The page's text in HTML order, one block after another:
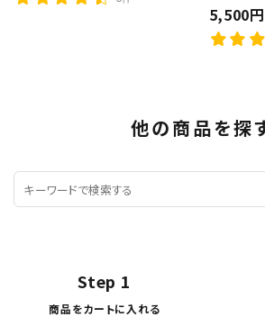
5,500
他の商品を探
Step 1
商品をカートに入れる